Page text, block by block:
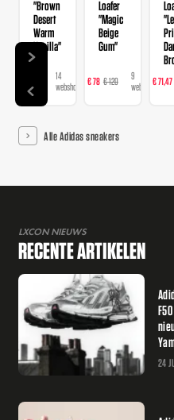
"Brown
Desert
Warm
Vanilla"
14
webshops
Loafer
"Magic
Beige
Gum"
€ 78 € 120
9
webshops€ 71,47
Alle Adidas sneakers
LXCON NIEUWS
RECENTE ARTIKELEN
24